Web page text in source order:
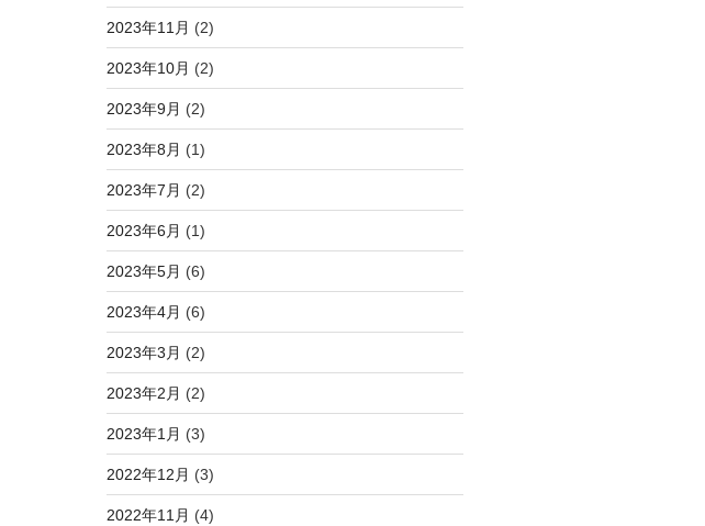
2023年11月 (2)
2023年10月 (2)
2023年9月 (2)
2023年8月 (1)
2023年7月 (2)
2023年6月 (1)
2023年5月 (6)
2023年4月 (6)
2023年3月 (2)
2023年2月 (2)
2023年1月 (3)
2022年12月 (3)
2022年11月 (4)